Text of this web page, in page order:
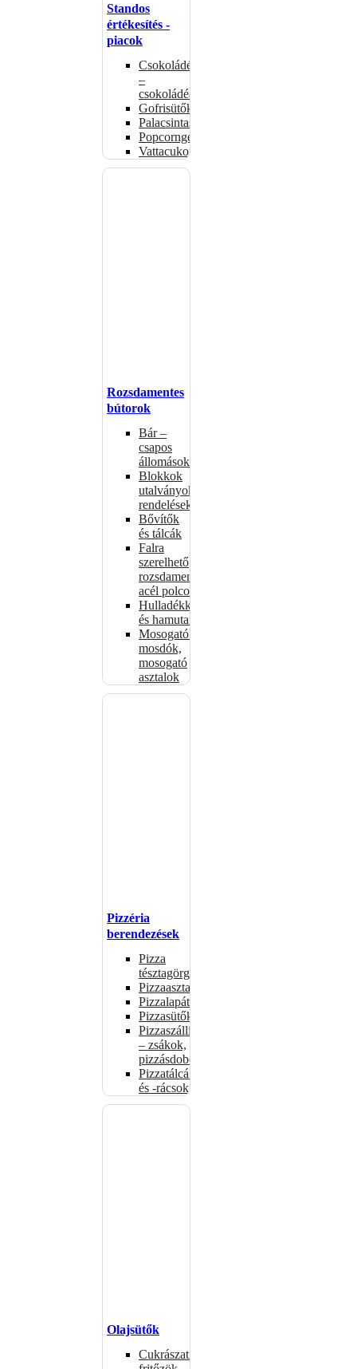
Standos
értékesítés -
piacok
Csokoládémelegítők
–
csokoládéadagolók
Gofrisütők
Palacsintasütők
Popcorngépek
Vattacukorgép
Rozsdamentes
bútorok
Bár –
csapos
állomások
Blokkok
utalványokhoz,
rendelésekhez
Bővítők
és tálcák
Falra
szerelhető
rozsdamentes
acél polcok
Hulladékkosarak
és hamutartók
Mosogatók,
mosdók,
mosogató
asztalok
Pizzéria
berendezések
Pizza
tésztagörgők
Pizzaasztalok
Pizzalapátok
Pizzasütők
Pizzaszállítás
– zsákok,
pizzásdobozok
Pizzatálcák
és -rácsok
Olajsütők
Cukrászati